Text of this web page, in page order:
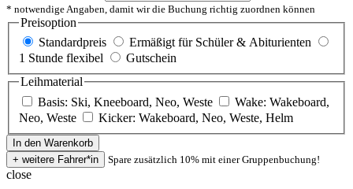
* notwendige Angaben, damit wir die Buchung richtig zuordnen können
Preisoption
Standardpreis
Ermäßigt für Schüler & Abiturienten
1 Stunde flexibel
Gutschein
Leihmaterial
Basis: Ski, Kneeboard, Neo, Weste
Wake: Wakeboard,
Neo, Weste
Kicker: Wakeboard, Neo, Weste, Helm
Spare zusätzlich 10% mit einer Gruppenbuchung!
close